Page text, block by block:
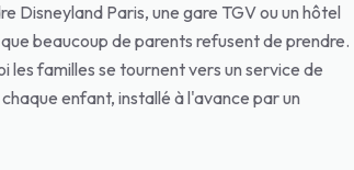
Disneyland Paris, une gare TGV ou un hôtel
beaucoup de parents refusent de prendre.
les familles se tournent vers un service de
enfant, installé à l'avance par un